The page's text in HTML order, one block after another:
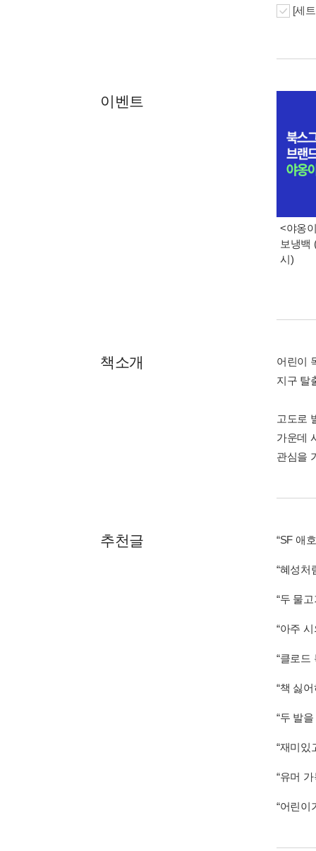
[세
이벤트
<야옹
보냉백
시)
책소개
어린이
지구 탈
고도로
가운데
관심을
추천글 “SF 애
“혜성처
“두 물
“아주
“클로드
“책 싫
“두 발
“재미있
“유머
“어린이